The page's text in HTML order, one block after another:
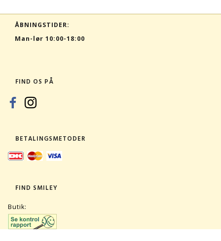
ÅBNINGSTIDER:
Man-lør 10:00-18:00
FIND OS PÅ
BETALINGSMETODER
FIND SMILEY
Butik: